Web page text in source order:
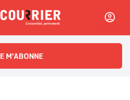
L'essentiel, autrement
M'ABONNE